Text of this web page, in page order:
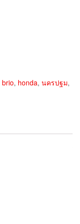
brio, honda, นครปฐม,